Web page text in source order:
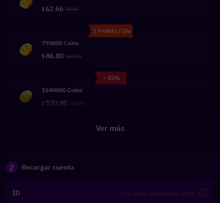
$ 62.66 80.00
1 Pedido / Día
770000 Coins
$ 86.80 100.00
- 15%
1540000 Coins
$ 170.80
Ver más
2 Recargar cuenta
ID